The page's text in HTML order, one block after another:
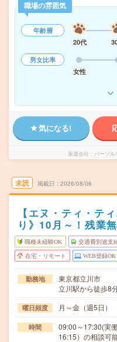
職場の雰囲気
年齢層
20代
男女比率
女性
気になる!
派遣会社 パーソ
未読 掲載日 2026/08/06
【エヌ・ティ・テ
り》10月～！残業
職種未経験OK 交通費別途支
在宅・リモート WEB登録OK
勤務地
東京都立川市
立川駅から徒歩8
曜日頻度 月～金（週5日）
時間
09:00～17:30(実
16:15）の相談可